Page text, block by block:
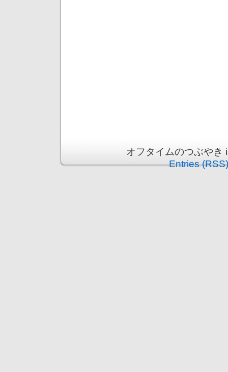
オフタイムのつぶや
Entries (RSS)